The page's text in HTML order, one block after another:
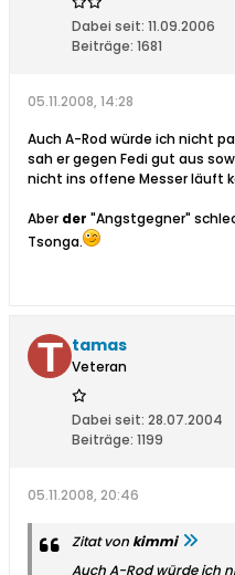
Dabei seit: 11.09.2006
Beiträge: 1681
05.11.2008, 14:28
Auch A-Rod würde ich nicht
sah er gegen Fedi gut aus
nicht ins offene Messer läuft
Aber der "Angstgegner"
Tsonga.
tamas
Veteran
Dabei seit: 28.07.2004
Beiträge: 1199
05.11.2008, 20:46
Zitat vonkimmi
Auch A-Rod würde ich